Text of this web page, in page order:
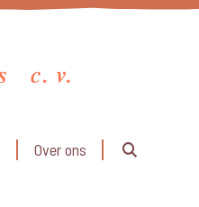
Over ons